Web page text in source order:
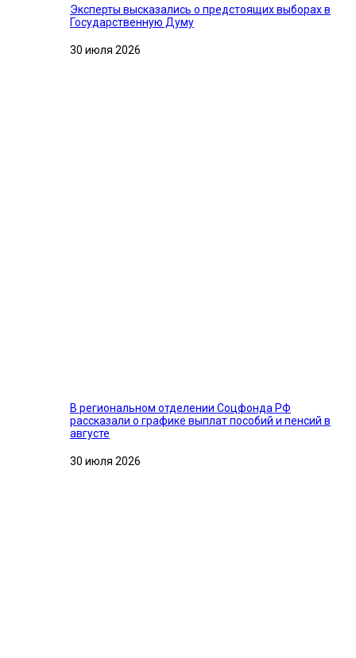
Эксперты высказались о предстоящих выборах в
Государственную Думу
30 июля 2026
В региональном отделении Соцфонда РФ
рассказали о графике выплат пособий и пенсий в
августе
30 июля 2026